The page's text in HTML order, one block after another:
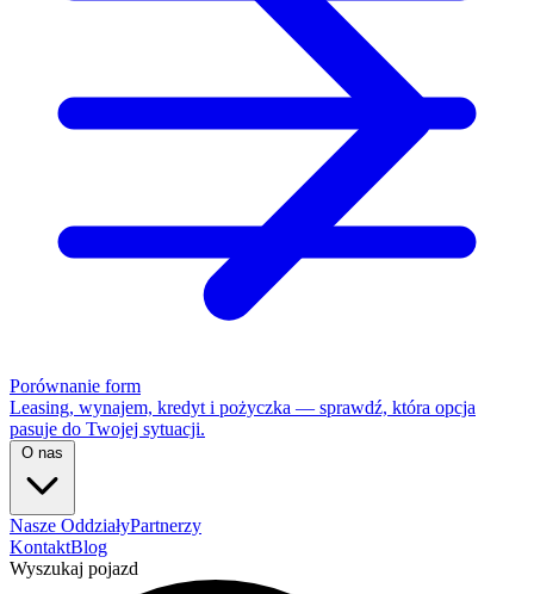
Porównanie form
Leasing, wynajem, kredyt i pożyczka — sprawdź, która opcja
pasuje do Twojej sytuacji.
O nas
Nasze OddziałyPartnerzy
KontaktBlog
Wyszukaj pojazd